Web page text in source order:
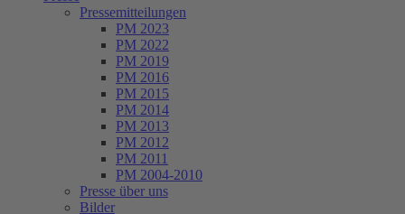
Pressemitteilungen
PM 2023
PM 2022
PM 2019
PM 2016
PM 2015
PM 2014
PM 2013
PM 2012
PM 2011
PM 2004-2010
Presse über uns
Bilder